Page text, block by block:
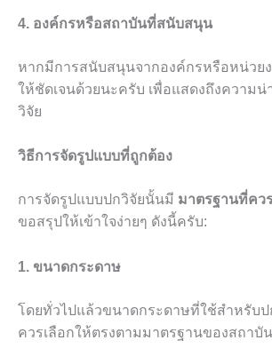
4. องค์กรหรือสถาบันที่สนับสนุน
หากมีการสนับสนุนจากองค์กรหรือหน่วย
ให้ชัดเจนด้วยนะครับ เพื่อแสดงถึงความน่
วิจัย
วิธีการจัดรูปแบบที่ถูกต้อง
การจัดรูปแบบปกวิจัยนั้นมี มาตรฐานที่คว
ขอสรุปให้เข้าใจง่ายๆ ดังนี้ครับ:
1. ขนาดกระดาษ
โดยทั่วไปแล้วขนาดกระดาษที่ใช้สำหรับป
ควรเลือกให้ตรงตามมาตรฐานของสถาบั